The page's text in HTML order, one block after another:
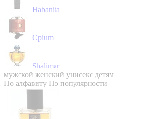
Habanita
Opium
Shalimar
мужской женский унисекс детям
По алфавиту По популярности